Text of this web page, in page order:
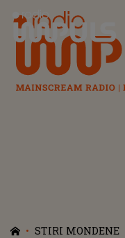
Radio Impuls
STIRI MONDENE